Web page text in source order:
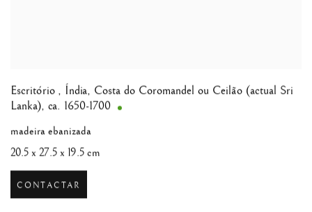
Escritório , Índia, Costa do Coromandel ou Ceilão (actual Sri
Lanka), ca. 1650-1700
madeira ebanizada
20.5 x 27.5 x 19.5 cm
CONTACTAR